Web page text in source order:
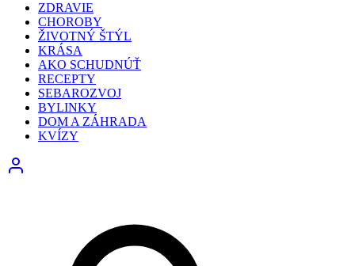
ZDRAVIE
CHOROBY
ŽIVOTNÝ ŠTÝL
KRÁSA
AKO SCHUDNÚŤ
RECEPTY
SEBAROZVOJ
BYLINKY
DOM A ZÁHRADA
KVÍZY